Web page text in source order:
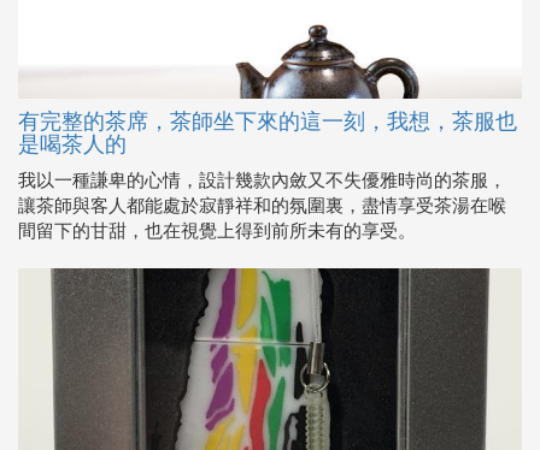
有完整的茶席，茶師坐下來的這一刻，我想，茶服也
是喝茶人的
我以一種謙卑的心情，設計幾款內斂又不失優雅時尚的茶服，
讓茶師與客人都能處於寂靜祥和的氛圍裏，盡情享受茶湯在喉
間留下的甘甜，也在視覺上得到前所未有的享受。